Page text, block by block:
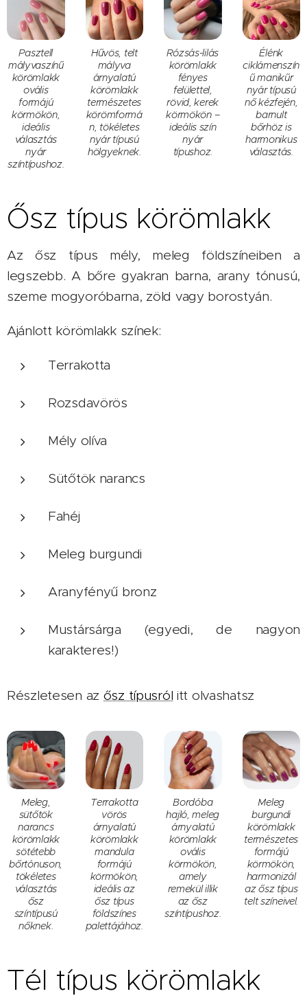
Pasztell
mályvaszínű
körömlakk
ovális
formájú
körmökön,
ideális
választás
nyár
színtípushoz.
Hűvös, telt
mályva
árnyalatú
körömlakk
természetes
körömformá
n, tökéletes
nyár típusú
hölgyeknek.
Rózsás-lilás
körömlakk
fényes
felülettel,
rövid, kerek
körmökön –
ideális szín
nyár
típushoz.
Élénk
ciklámenszín
ű manikűr
nyár típusú
nő kézfején,
barnult
bőrhöz is
harmonikus
választás.
Ősz típus körömlakk
Az ősz típus mély, meleg földszíneiben a
legszebb. A bőre gyakran barna, arany tónusú,
szeme mogyoróbarna, zöld vagy borostyán.
Ajánlott körömlakk színek:
Terrakotta
Rozsdavörös
Mély olíva
Sütőtök narancs
Fahéj
Meleg burgundi
Aranyfényű bronz
Mustársárga (egyedi, de nagyon
karakteres!)
Részletesen az ősz típusról itt olvashatsz
Meleg,
sütőtök
narancs
körömlakk
sötétebb
bőrtónuson,
tökéletes
választás
ősz
színtípusú
nőknek.
Terrakotta
vörös
árnyalatú
körömlakk
mandula
formájú
körmökön,
ideális az
ősz típus
földszínes
palettájához.
Bordóba
hajló, meleg
árnyalatú
körömlakk
ovális
körmökön,
amely
remekül illik
az ősz
színtípushoz.
Meleg
burgundi
körömlakk
természetes
formájú
körmökön,
harmonizál
az ősz típus
telt színeivel.
Tél típus körömlakk